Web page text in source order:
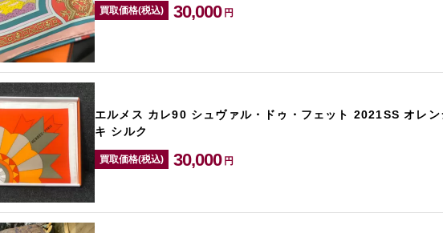
買取価格(税込) 30,000 円
エルメス カレ90 シュヴァル・ドゥ・フェット 2021SS オレ
キ シルク
買取価格(税込) 30,000 円